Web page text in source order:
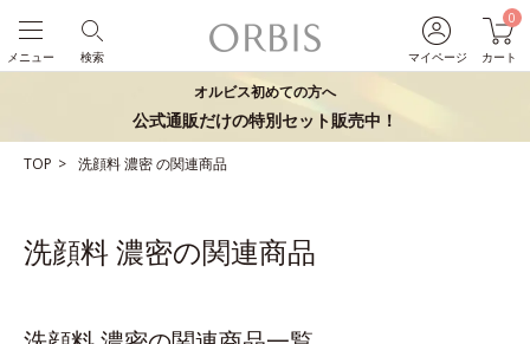
マイページ
0
カート
検索
メニュー
オルビス初めての方へ
公式通販だけの特別セット販売中！
TOP 洗顔料濃密の関連商品
洗顔料 濃密の関連商品